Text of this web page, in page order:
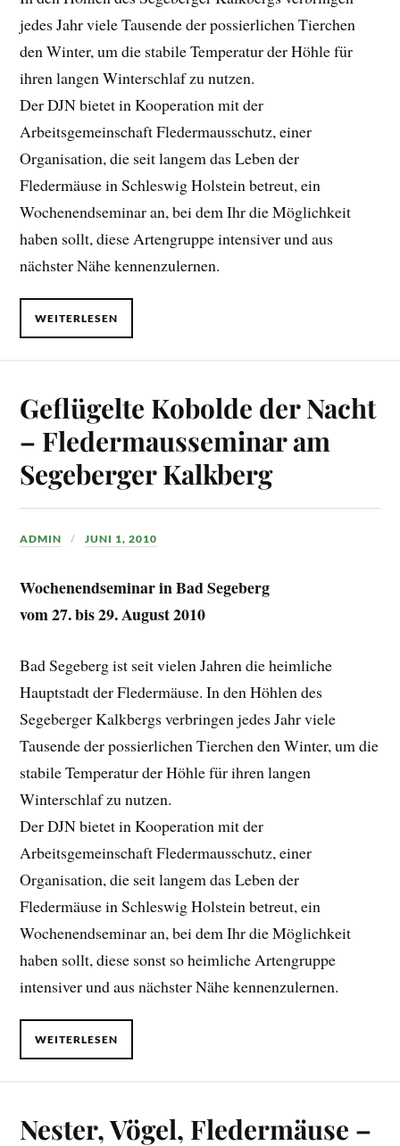
jedes Jahr viele Tausende der possierlichen Tierchen
den Winter, um die stabile Temperatur der Höhle für
ihren langen Winterschlaf zu nutzen.
Der DJN bietet in Kooperation mit der
Arbeitsgemeinschaft Fledermausschutz, einer
Organisation, die seit langem das Leben der
Fledermäuse in Schleswig Holstein betreut, ein
Wochenendseminar an, bei dem Ihr die Möglichkeit
haben sollt, diese Artengruppe intensiver und aus
nächster Nähe kennenzulernen.
WEITERLESEN
Geflügelte Kobolde der Nacht
– Fledermausseminar am
Segeberger Kalkberg
ADMIN JUNI 1, 2010
Wochenendseminar in Bad Segeberg
vom 27. bis 29. August 2010
Bad Segeberg ist seit vielen Jahren die heimliche
Hauptstadt der Fledermäuse. In den Höhlen des
Segeberger Kalkbergs verbringen jedes Jahr viele
Tausende der possierlichen Tierchen den Winter, um die
stabile Temperatur der Höhle für ihren langen
Winterschlaf zu nutzen.
Der DJN bietet in Kooperation mit der
Arbeitsgemeinschaft Fledermausschutz, einer
Organisation, die seit langem das Leben der
Fledermäuse in Schleswig Holstein betreut, ein
Wochenendseminar an, bei dem Ihr die Möglichkeit
haben sollt, diese sonst so heimliche Artengruppe
intensiver und aus nächster Nähe kennenzulernen.
WEITERLESEN
Nester, Vögel, Fledermäuse –